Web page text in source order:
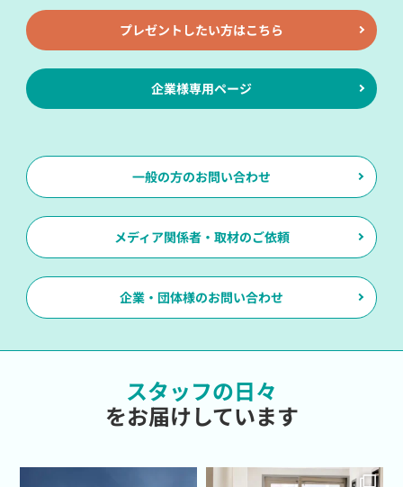
(1)提供について本人の同意がある場合
(2)官公庁等の公的機関から法令に基づき開示を求めら
れた場合
(3)本サイトの運営に関する業務提携先に対して個人情
報を開示する場合。ただし、この場合に開示する情報は
必要な範囲のみに限定し、開示先に対して契約等により
クッキーとは、お客様についての情報を含むお客様のハ
ードドライブに蓄えられる1つのデータです。クッキー
の使用は、弊社のサイト上では決して個人特定情報にリ
ンクされません。お客様がクッキーを拒否する場合でも
当サイトを使用することができます。
ョッピングカートが作動しません。当店は不要な情報収
集目的でクッキーを利用することはありません。（当店
カート・お客様自身の購入履歴の表示以外の目的でクッ
キーを利用することはありませんので、カート形式でお
求めになる場合は、ブラウザのクッキー設定を有効にし
役立てるためのアクセスログの収集と、お客様がサイト
プレゼントしたい方はこちら
企業様専用ページ
一般の方のお問い合わせ
メディア関係者・取材のご依頼
企業・団体様のお問い合わせ
スタッフの日々
をお届けしています